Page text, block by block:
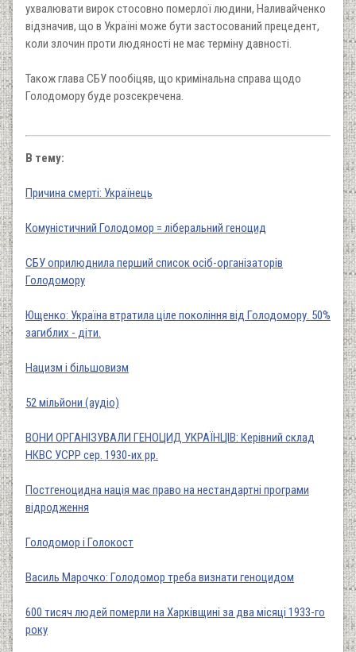
ухвалювати вирок стосовно померлої людини, Наливайченко
відзначив, що в Україні може бути застосований прецедент,
коли злочин проти людяності не має терміну давності.
Також глава СБУ пообіцяв, що кримінальна справа щодо
Голодомору буде розсекречена.
В тему:
Причина смерті: Українець
Комуністичний Голодомор = ліберальний геноцид
СБУ оприлюднила перший список осіб-організаторів
Голодомору
Ющенко: Україна втратила ціле покоління від Голодомору. 50%
загиблих - діти.
Нацизм і більшовизм
52 мільйони (аудіо)
ВОНИ ОРГАНІЗУВАЛИ ГЕНОЦИД УКРАЇНЦІВ: Керівний склад
НКВС УСРР сер. 1930-их рр.
Постгеноцидна нація має право на нестандартні програми
відродження
Голодомор і Голокост
Василь Марочко: Голодомор треба визнати геноцидом
600 тисяч людей померли на Харківщині за два місяці 1933-го
року